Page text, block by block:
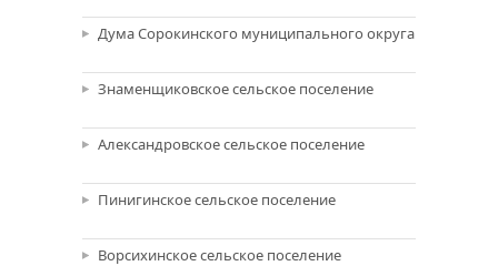
Дума Сорокинского муниципального округа
Знаменщиковское сельское поселение
Александровское сельское поселение
Пинигинское сельское поселение
Ворсихинское сельское поселение